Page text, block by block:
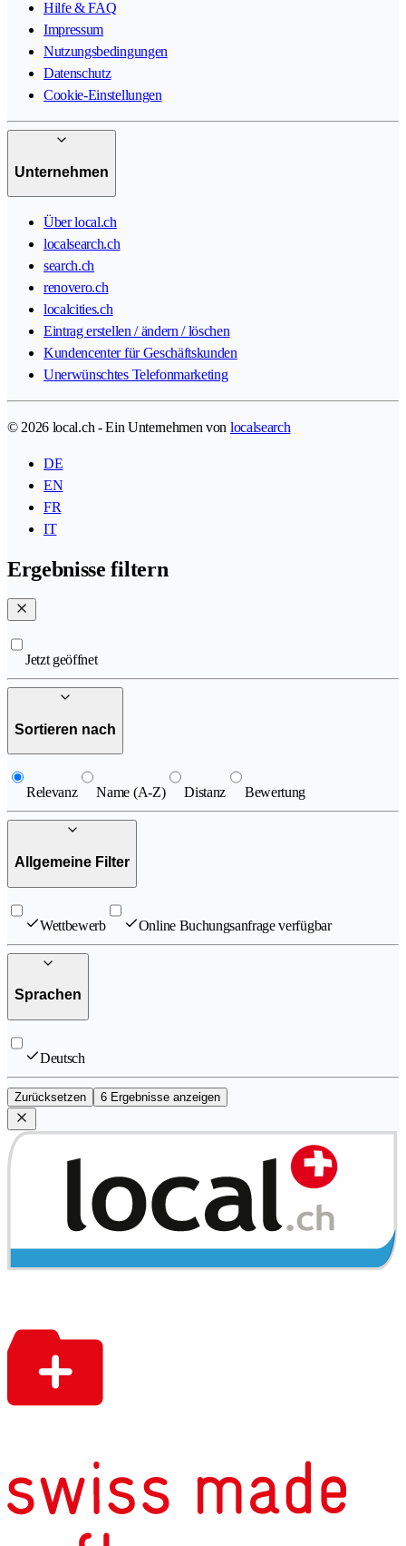
Hilfe & FAQ
Impressum
Nutzungsbedingungen
Datenschutz
Cookie-Einstellungen
Unternehmen
Über local.ch
localsearch.ch
search.ch
renovero.ch
localcities.ch
Eintrag erstellen / ändern / löschen
Kundencenter für Geschäftskunden
Unerwünschtes Telefonmarketing
© 2026 local.ch - Ein Unternehmen von localsearch
DE
EN
FR
IT
Ergebnisse filtern
Jetzt geöffnet
Sortieren nach
Relevanz Name (A-Z) Distanz Bewertung
Allgemeine Filter
Wettbewerb Online Buchungsanfrage verfügbar
Sprachen
Deutsch
Zurücksetzen 6 Ergebnisse anzeigen